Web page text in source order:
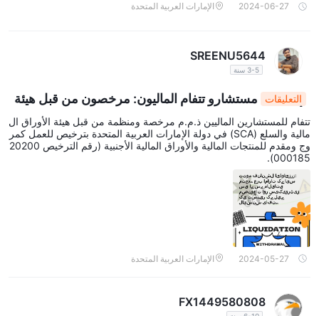
2024-06-27 الإمارات العربية المتحدة
SREENU5644
3-5 سنة
التعليقات
مستشارو تتفام الماليون: مرخصون من قبل هيئة
الأوراق المالية والسلع في الإمارات العربية المتحدة لتعزيز ال
منتجات المالية والأوراق المالية
تتفام للمستشارين الماليين ذ.م.م مرخصة ومنظمة من قبل هيئة الأوراق ال
مالية والسلع (SCA) في دولة الإمارات العربية المتحدة بترخيص للعمل كمر
وج ومقدم للمنتجات المالية والأوراق المالية الأجنبية (رقم الترخيص 20200
000185).
2024-05-27 الإمارات العربية المتحدة
FX1449580808